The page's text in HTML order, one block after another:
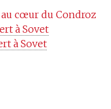
cœur du Condroz
à Sovet
à Sovet